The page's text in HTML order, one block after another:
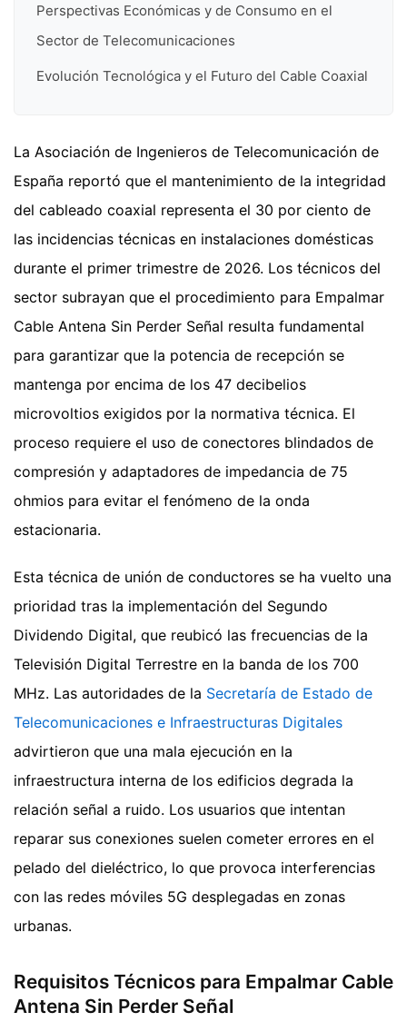
Perspectivas Económicas y de Consumo en el
Sector de Telecomunicaciones
Evolución Tecnológica y el Futuro del Cable Coaxial
La Asociación de Ingenieros de Telecomunicación de
España reportó que el mantenimiento de la integridad
del cableado coaxial representa el 30 por ciento de
las incidencias técnicas en instalaciones domésticas
durante el primer trimestre de 2026. Los técnicos del
sector subrayan que el procedimiento para Empalmar
Cable Antena Sin Perder Señal resulta fundamental
para garantizar que la potencia de recepción se
mantenga por encima de los 47 decibelios
microvoltios exigidos por la normativa técnica. El
proceso requiere el uso de conectores blindados de
compresión y adaptadores de impedancia de 75
ohmios para evitar el fenómeno de la onda
estacionaria.
Esta técnica de unión de conductores se ha vuelto una
prioridad tras la implementación del Segundo
Dividendo Digital, que reubicó las frecuencias de la
Televisión Digital Terrestre en la banda de los 700
MHz. Las autoridades de la Secretaría de Estado de
Telecomunicaciones e Infraestructuras Digitales
advirtieron que una mala ejecución en la
infraestructura interna de los edificios degrada la
relación señal a ruido. Los usuarios que intentan
reparar sus conexiones suelen cometer errores en el
pelado del dieléctrico, lo que provoca interferencias
con las redes móviles 5G desplegadas en zonas
urbanas.
Requisitos Técnicos para Empalmar Cable
Antena Sin Perder Señal